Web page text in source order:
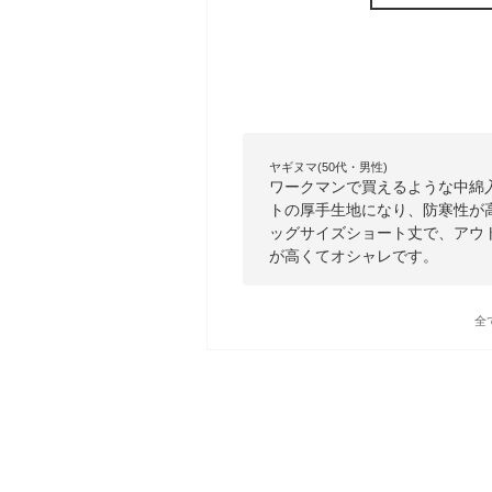
ヤギヌマ(50代・男性)
ワークマンで買えるような中
トの厚手生地になり、防寒性
ッグサイズショート丈で、ア
が高くてオシャレです。
全